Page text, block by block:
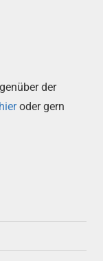
der
hieroder gern